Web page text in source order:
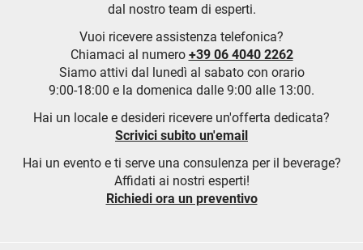
dal nostro team di esperti.
Vuoi ricevere assistenza telefonica?
Chiamaci al numero +39 06 4040 2262
Siamo attivi dal lunedì al sabato con orario
9:00-18:00 e la domenica dalle 9:00 alle 13:00.
Hai un locale e desideri ricevere un'offerta dedicata?
Scrivici subito un'email
Hai un evento e ti serve una consulenza per il beverage?
Affidati ai nostri esperti!
Richiedi ora un preventivo